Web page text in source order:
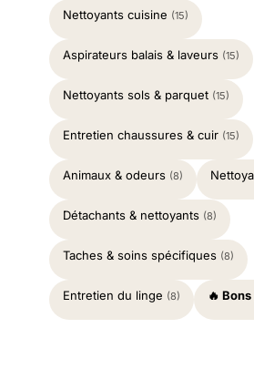
Nettoyants cuisine (15)
Aspirateurs balais & laveurs (15)
Nettoyants sols & parquet (15)
Entretien chaussures & cuir (15)
Animaux & odeurs (8)
Détachants & nettoyants (8)
Taches & soins spécifiques (8)
Entretien du linge (8) 🔥